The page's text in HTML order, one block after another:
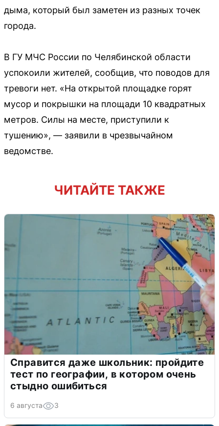
дыма, который был заметен из разных точек
города.
В ГУ МЧС России по Челябинской области
успокоили жителей, сообщив, что поводов для
тревоги нет. «На открытой площадке горят
мусор и покрышки на площади 10 квадратных
метров. Силы на месте, приступили к
тушению», — заявили в чрезвычайном
ведомстве.
ЧИТАЙТЕ ТАКЖЕ
Справится даже школьник: пройдите
тест по географии, в котором очень
стыдно ошибиться
6 августа 3